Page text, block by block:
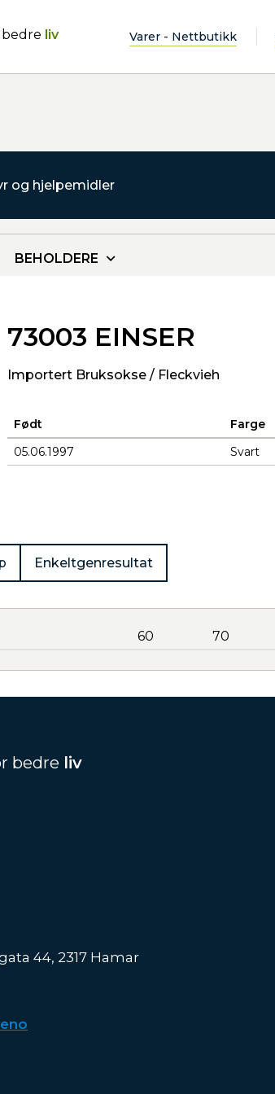
liv Varer - Nettbutikk
og hjelpemidler
BEHOLDERE
73003 EINSER
Importert Bruksokse / Fleckvieh
Født Farge
05.06.1997
Svart
Enkeltgenresultat
60 70
bedre liv
44, 2317 Hamar